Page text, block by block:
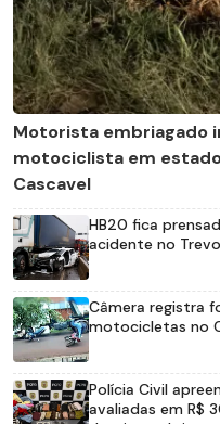
Motorista embriagado
motociclista em
Cascavel
HB20 fica
acidente no
Câmera registra
motocicletas no
Polícia Civil
avaliadas em R$